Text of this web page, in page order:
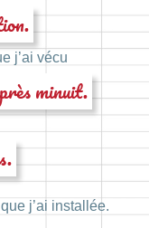
j’ai vécu
minuit.
j’ai installée.